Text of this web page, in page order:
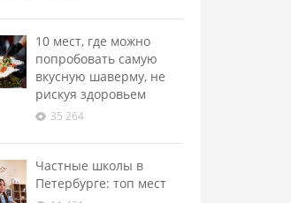
10 мест, где можно
попробовать самую
вкусную шаверму, не
рискуя здоровьем
35 264
Частные школы в
Петербурге: топ мест